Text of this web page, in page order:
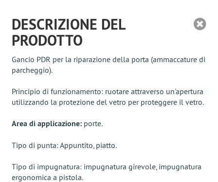
DESCRIZIONE DEL
PRODOTTO
Gancio PDR per la riparazione della porta (ammaccature di
parcheggio).
Principio di funzionamento: ruotare attraverso un'apertura
utilizzando la protezione del vetro per proteggere il vetro.
Area di applicazione: porte.
Tipo di punta: Appuntito, piatto.
Tipo di impugnatura: impugnatura girevole, impugnatura
ergonomica a pistola.